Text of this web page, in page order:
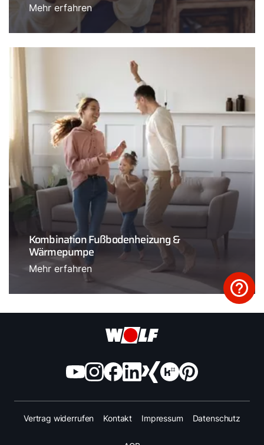
Mehr erfahren
Kombination Fußbodenheizung &
Wärmepumpe
Mehr erfahren
Vertrag widerrufen Kontakt Impressum Datenschutz